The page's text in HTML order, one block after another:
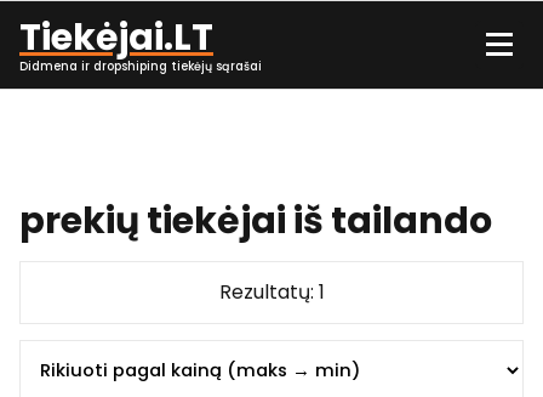
content
Tiekėjai.LT
Didmena ir dropshiping tiekėjų sąrašai
prekių tiekėjai iš tailando
Rezultatų: 1